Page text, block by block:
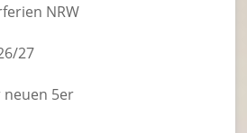
NRW
27
neuen 5er